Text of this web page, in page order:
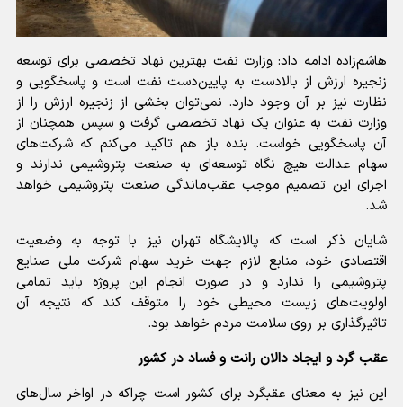
هاشم‌زاده ادامه داد: وزارت نفت بهترین نهاد تخصصی برای توسعه
زنجیره ارزش از بالادست به پایین‌دست نفت است و پاسخگویی و
نظارت نیز بر آن وجود دارد. نمی‌توان بخشی از زنجیره ارزش را از
وزارت نفت به عنوان یک نهاد تخصصی گرفت و سپس همچنان از
آن پاسخگویی خواست. بنده باز هم تاکید می‌کنم که شرکت‌های
سهام عدالت هیچ نگاه توسعه‌ای به صنعت پتروشیمی ندارند و
اجرای این تصمیم موجب عقب‌ماندگی صنعت پتروشیمی خواهد
شد.
شایان ذکر است که پالایشگاه تهران نیز با توجه به وضعیت
اقتصادی خود، منابع لازم جهت خرید سهام شرکت ملی صنایع
پتروشیمی را ندارد و در صورت انجام این پروژه باید تمامی
اولویت‌های زیست محیطی خود را متوقف کند که نتیجه آن
تاثیرگذاری بر روی سلامت مردم خواهد بود.
عقب گرد و ایجاد دالان رانت و فساد در کشور
این نیز به معنای عقبگرد برای کشور است چراکه در اواخر سال‌های